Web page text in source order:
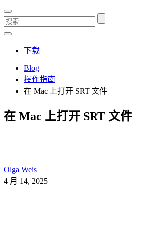
下载
Blog
操作指南
在 Mac 上打开 SRT 文件
在 Mac 上打开 SRT 文件
Olga Weis
4 月 14, 2025